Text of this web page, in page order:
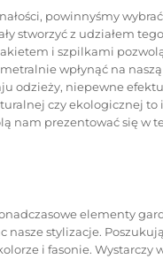
powinnyśmy wybrać
stworzyć z udziałem
i szpilkami
wpłynąć na
odzieży, niepewne
czy ekologicznej to
nam prezentować się w
elementy
nasze stylizacje.
i fasonie. Wystarczy